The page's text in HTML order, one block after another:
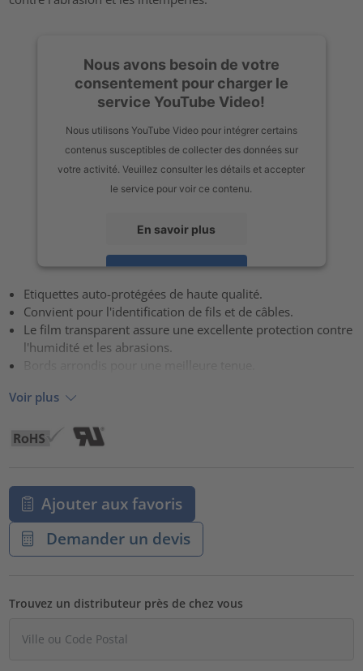
Nous avons besoin de votre
consentement pour charger le
service YouTube Video!
Nous utilisons YouTube Video pour intégrer certains
contenus susceptibles de collecter des données sur
votre activité. Veuillez consulter les détails et accepter
le service pour voir ce contenu.
En savoir plus
Accepter
powered byUsercentrics Consent Management Platform
Etiquettes auto-protégées de haute qualité.
Convient pour l'identification de fils et de câbles.
Le film transparent assure une excellente protection contre
l'humidité et les abrasions.
Voir plus
Ajouter aux favoris
Demander un devis
Trouvez un distributeur près de chez vous